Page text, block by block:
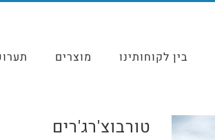
בין לקוחותינו מוצרים
טורבוצ'רג'רים